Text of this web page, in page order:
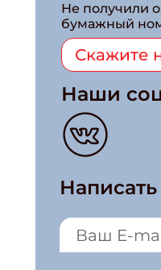
Не получили
бумажный
Скажите
Наши